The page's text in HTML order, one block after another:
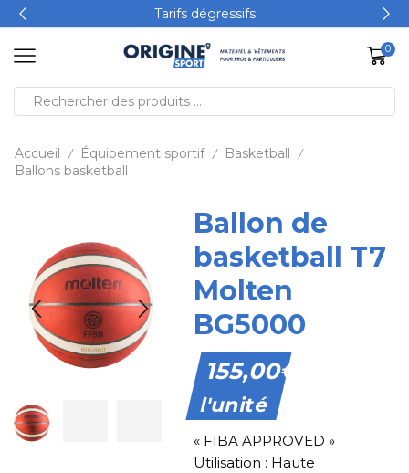
Tarifs dégressifs
0
Accueil / Équipement sportif / Basketball /
Ballons basketball
Ballon de
basketball T7
Molten
BG5000
155,00€
l'unité
« FIBA APPROVED »
Utilisation : Haute